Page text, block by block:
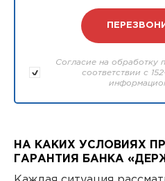
Согласие на обработку
соответствии с
НА КАКИХ УСЛОВИЯХ
ГАРАНТИЯ БАНКА